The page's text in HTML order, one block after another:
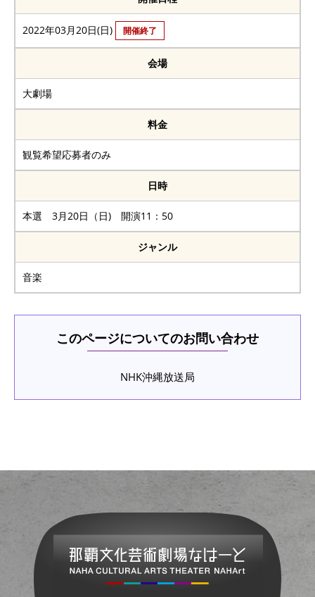
2022年03月20日(日) 開催終了
会場
大劇場
料金
観覧希望応募者のみ
日時
本選 3月20日（日) 開演11：50
ジャンル
音楽
このページについてのお問い合わせ
NHK沖縄放送局